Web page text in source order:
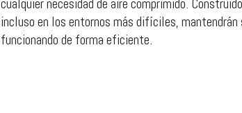
cualquier necesidad de aire comprimido.
incluso en los entornos más difíciles, mantendrán
funcionando de forma eficiente.